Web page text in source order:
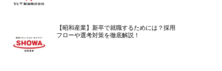
【昭和産業】新卒で就職するためには？採用
フローや選考対策を徹底解説！